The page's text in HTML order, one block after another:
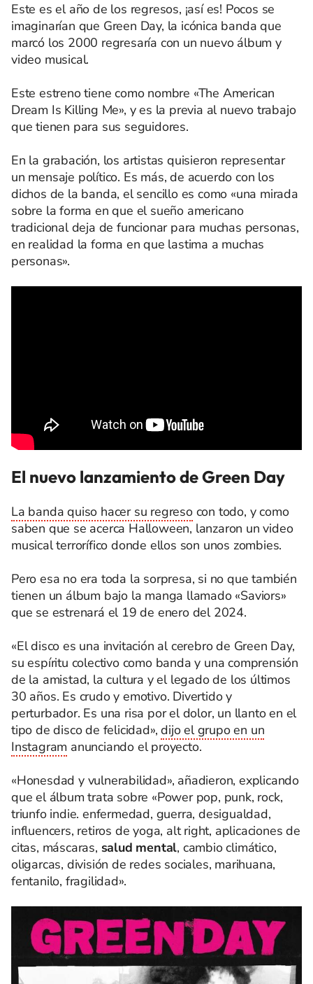
Este es el año de los regresos, ¡así es! Pocos se
imaginarían que Green Day, la icónica banda que
marcó los 2000 regresaría con un nuevo álbum y
video musical.
Este estreno tiene como nombre «The American
Dream Is Killing Me», y es la previa al nuevo trabajo
que tienen para sus seguidores.
En la grabación, los artistas quisieron representar
un mensaje político. Es más, de acuerdo con los
dichos de la banda, el sencillo es como «una mirada
sobre la forma en que el sueño americano
tradicional deja de funcionar para muchas personas,
en realidad la forma en que lastima a muchas
personas».
El nuevo lanzamiento de Green Day
La banda quiso hacer su regresocon todo, y como
saben que se acerca Halloween, lanzaron un video
musical terrorífico donde ellos son unos zombies.
Pero esa no era toda la sorpresa, si no que también
tienen un álbum bajo la manga llamado «Saviors»
que se estrenará el 19 de enero del 2024.
«El disco es una invitación al cerebro de Green Day,
su espíritu colectivo como banda y una comprensión
de la amistad, la cultura y el legado de los últimos
30 años. Es crudo y emotivo. Divertido y
perturbador. Es una risa por el dolor, un llanto en el
tipo de disco de felicidad»,dijo el grupo en un
Instagram anunciando el proyecto.
«Honesdad y vulnerabilidad», añadieron, explicando
que el álbum trata sobre «Power pop, punk, rock,
triunfo indie. enfermedad, guerra, desigualdad,
influencers, retiros de yoga, alt right, aplicaciones de
citas, máscaras, salud mental, cambio climático,
oligarcas, división de redes sociales, marihuana,
fentanilo, fragilidad».